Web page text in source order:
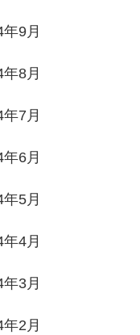
9月
8月
7月
6月
5月
4月
3月
2月